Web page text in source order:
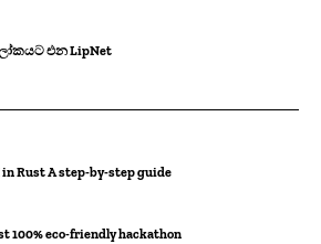
එන LipNet
in Rust A step-by-step guide
100% eco-friendly hackathon